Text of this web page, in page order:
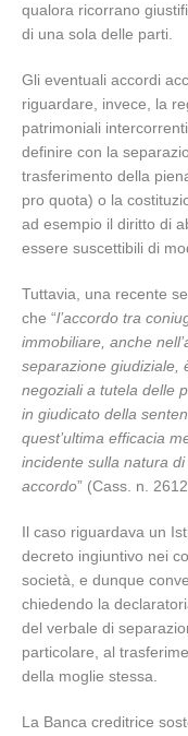
qualora ricorrano
di una sola delle parti.
Gli eventuali accordi
riguardare, invece, la
patrimoniali
definire con la
trasferimento della
pro quota) o la
ad esempio il diritto di
essere suscettibili di
Tuttavia, una recente
che “l’accordo tra
immobiliare, anche
separazione giudiziale,
negoziali a tutela delle
in giudicato della
quest’ultima efficacia
incidente sulla natura
accordo” (Cass. n.
Il caso riguardava un
decreto ingiuntivo nei
società, e dunque
chiedendo la
del verbale di
particolare, al
della moglie stessa.
La Banca creditrice